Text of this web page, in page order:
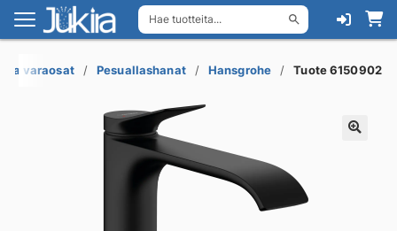
Hae tuotteita...
Siirry
navigointiin
Siirry
sisältöön
ja varaosat Pesuallashanat Hansgrohe Tuote 6150902